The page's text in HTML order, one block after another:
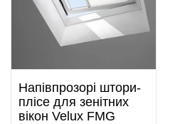
Напівпрозорі штори-
плісе для зенітних
вікон Velux FMG